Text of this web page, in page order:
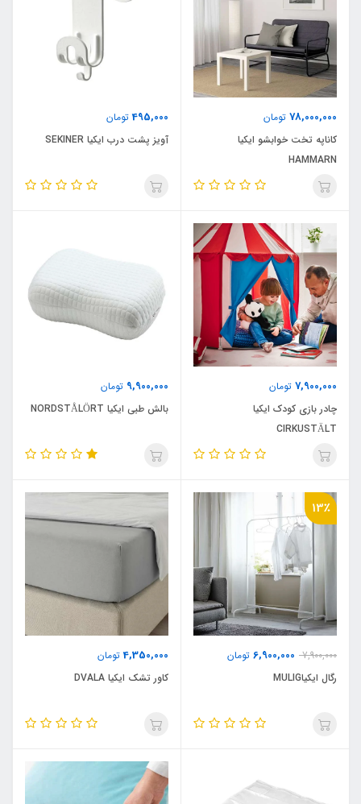
78,000,000 تومان
کاناپه تخت خوابشو ایکیا
HAMMARN
495,000تومان
آویز پشت درب ایکیا SEKINER
7,900,000 تومان
چادر بازی کودک ایکیا
CIRKUSTÄLT
9,900,000 تومان
بالش طبی ایکیا NORDSTÅLÖRT
13٪
7,900,000
6,900,000 تومان
رگال ایکیاMULIG
4,350,000تومان
کاور تشک ایکیا DVALA